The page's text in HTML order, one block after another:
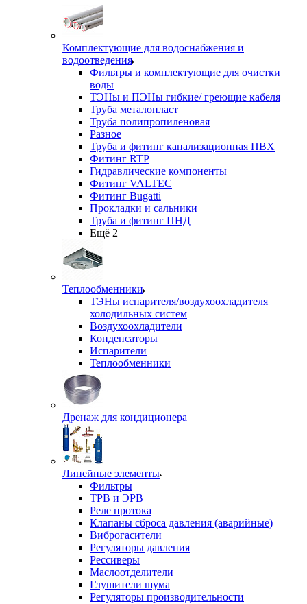
Комплектующие для водоснабжения и
водоотведения
Фильтры и комплектующие для очистки
воды
ТЭНы и ПЭНы гибкие/ греющие кабеля
Труба металопласт
Труба полипропиленовая
Разное
Труба и фитинг канализационная ПВХ
Фитинг RTP
Гидравлические компоненты
Фитинг VALTEC
Фитинг Bugatti
Прокладки и сальники
Труба и фитинг ПНД
Ещё 2
Теплообменники
ТЭНы испарителя/воздухоохладителя
холодильных систем
Воздухоохладители
Конденсаторы
Испарители
Теплообменники
Дренаж для кондиционера
Линейные элементы
Фильтры
ТРВ и ЭРВ
Реле протока
Клапаны сброса давления (аварийные)
Виброгасители
Регуляторы давления
Рессиверы
Маслоотделители
Глушители шума
Регуляторы производительности